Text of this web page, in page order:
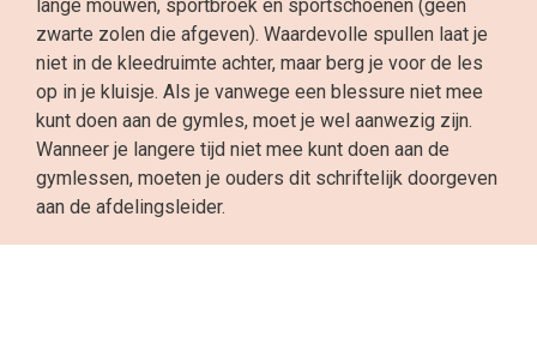
lange mouwen, sportbroek en sportschoenen (geen
zwarte zolen die afgeven). Waardevolle spullen laat je
niet in de kleedruimte achter, maar berg je voor de les
op in je kluisje. Als je vanwege een blessure niet mee
kunt doen aan de gymles, moet je wel aanwezig zijn.
Wanneer je langere tijd niet mee kunt doen aan de
gymlessen, moeten je ouders dit schriftelijk doorgeven
aan de afdelingsleider.